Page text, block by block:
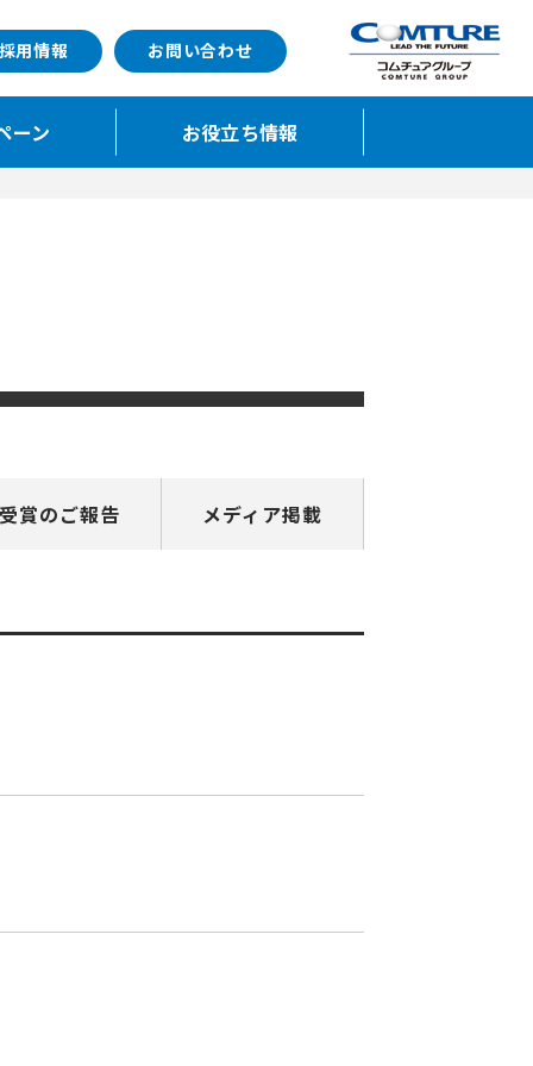
用情報 お問い合わせ
ーン お役立ち情報
受賞のご報告 メディア掲載